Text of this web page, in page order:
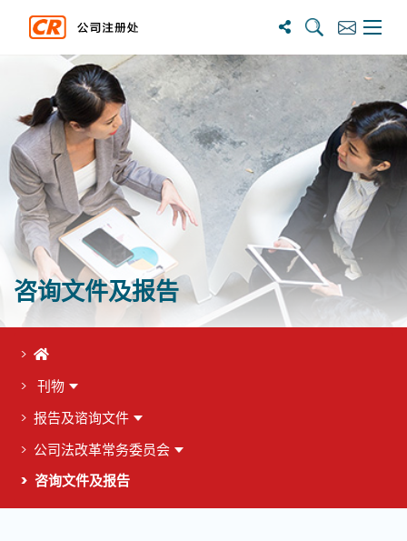
搜尋 訂閱主選
咨询文件及报告
首页
刊物
报告及谘询文件
公司法改革常务委员会
咨询文件及报告